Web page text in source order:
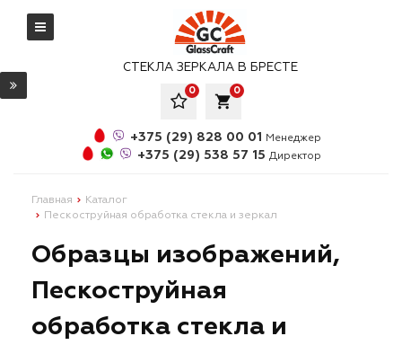
СТЕКЛА ЗЕРКАЛА В БРЕСТЕ
local_grocery_store
0
0
+375 (29) 828 00 01 Менеджер
+375 (29) 538 57 15 Директор
Главная
Каталог
Пескоструйная обработка стекла и зеркал
Образцы изображений,
Пескоструйная
обработка стекла и